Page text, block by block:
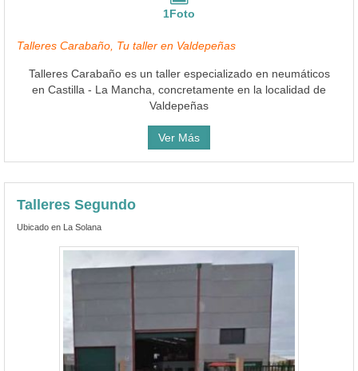
1Foto
Talleres Carabaño, Tu taller en Valdepeñas
Talleres Carabaño es un taller especializado en neumáticos
en Castilla - La Mancha, concretamente en la localidad de
Valdepeñas
Ver Más
Talleres Segundo
Ubicado en La Solana